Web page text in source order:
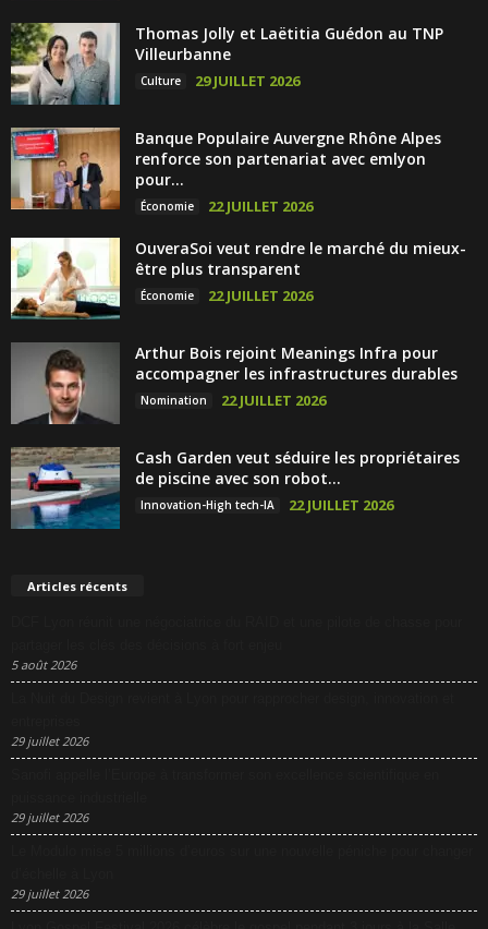
Thomas Jolly et Laëtitia Guédon au TNP
Villeurbanne
Culture 29 JUILLET 2026
Banque Populaire Auvergne Rhône Alpes
renforce son partenariat avec emlyon
pour...
Économie 22 JUILLET 2026
OuveraSoi veut rendre le marché du mieux-
être plus transparent
Économie 22 JUILLET 2026
Arthur Bois rejoint Meanings Infra pour
accompagner les infrastructures durables
Nomination 22 JUILLET 2026
Cash Garden veut séduire les propriétaires
de piscine avec son robot...
Innovation-High tech-IA 22 JUILLET 2026
Articles récents
5 août 2026
29 juillet 2026
29 juillet 2026
29 juillet 2026